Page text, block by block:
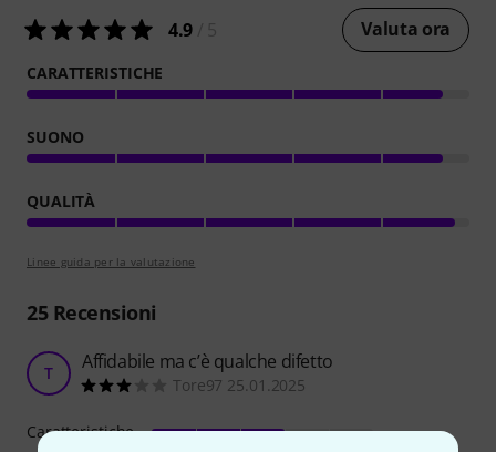
4.9 Valuta ora
CARATTERISTICHE
SUONO
QUALITÀ
Linee guida per la valutazione
25Recensioni
T Affidabile ma c’è qualche difetto
Tore97 25.01.2025
Caratteristiche